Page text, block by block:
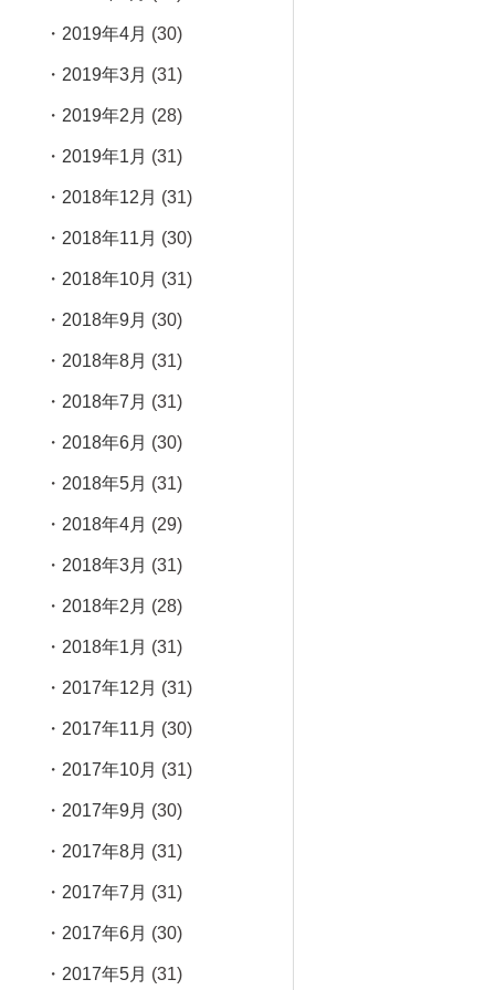
2019年4月 (30)
2019年3月 (31)
2019年2月 (28)
2019年1月 (31)
2018年12月 (31)
2018年11月 (30)
2018年10月 (31)
2018年9月 (30)
2018年8月 (31)
2018年7月 (31)
2018年6月 (30)
2018年5月 (31)
2018年4月 (29)
2018年3月 (31)
2018年2月 (28)
2018年1月 (31)
2017年12月 (31)
2017年11月 (30)
2017年10月 (31)
2017年9月 (30)
2017年8月 (31)
2017年7月 (31)
2017年6月 (30)
2017年5月 (31)